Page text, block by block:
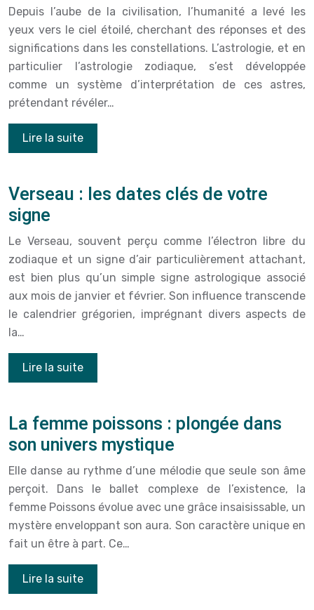
Depuis l’aube de la civilisation, l’humanité a levé les
yeux vers le ciel étoilé, cherchant des réponses et des
significations dans les constellations. L’astrologie, et en
particulier l’astrologie zodiaque, s’est développée
comme un système d’interprétation de ces astres,
prétendant révéler…
Lire la suite
Verseau : les dates clés de votre
signe
Le Verseau, souvent perçu comme l’électron libre du
zodiaque et un signe d’air particulièrement attachant,
est bien plus qu’un simple signe astrologique associé
aux mois de janvier et février. Son influence transcende
le calendrier grégorien, imprégnant divers aspects de
la…
Lire la suite
La femme poissons : plongée dans
son univers mystique
Elle danse au rythme d’une mélodie que seule son âme
perçoit. Dans le ballet complexe de l’existence, la
femme Poissons évolue avec une grâce insaisissable, un
mystère enveloppant son aura. Son caractère unique en
fait un être à part. Ce…
Lire la suite